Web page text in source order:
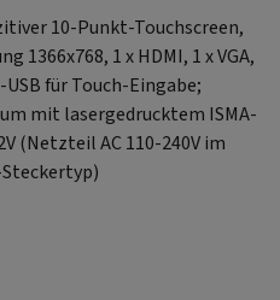
10-Punkt-Touchscreen,
1366x768, 1 x HDMI, 1 x VGA,
USB für Touch-Eingabe;
mit lasergedrucktem ISMA-
(Netzteil AC 110-240V im